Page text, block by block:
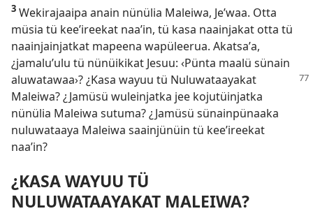
3 Wekirajaaipa anain nünülia Maleiwa, Jeʼwaa. Otta
müsia tü keeʼireekat naaʼin, tü kasa naainjakat otta tü
naainjainjatkat mapeena wapüleerua. Akatsaʼa,
¿jamaluʼulu tü nünüikikat Jesuu: ‹Pünta maalü sünain
aluwatawaa›?¿Kasa wayuu tü Nuluwataayakat
Maleiwa? ¿Jamüsü wuleinjatka jee kojutüinjatka
nünülia Maleiwa sutuma? ¿Jamüsü sünainpünaaka
nuluwataaya Maleiwa saainjünüin tü keeʼireekat
naaʼin?
¿KASA WAYUU TÜ
NULUWATAAYAKAT MALEIWA?